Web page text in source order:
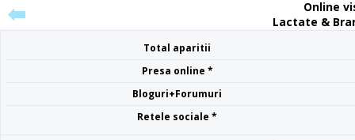
Online
Lactate &
Total aparitii
Presa online *
Bloguri+Forumuri
Retele sociale *